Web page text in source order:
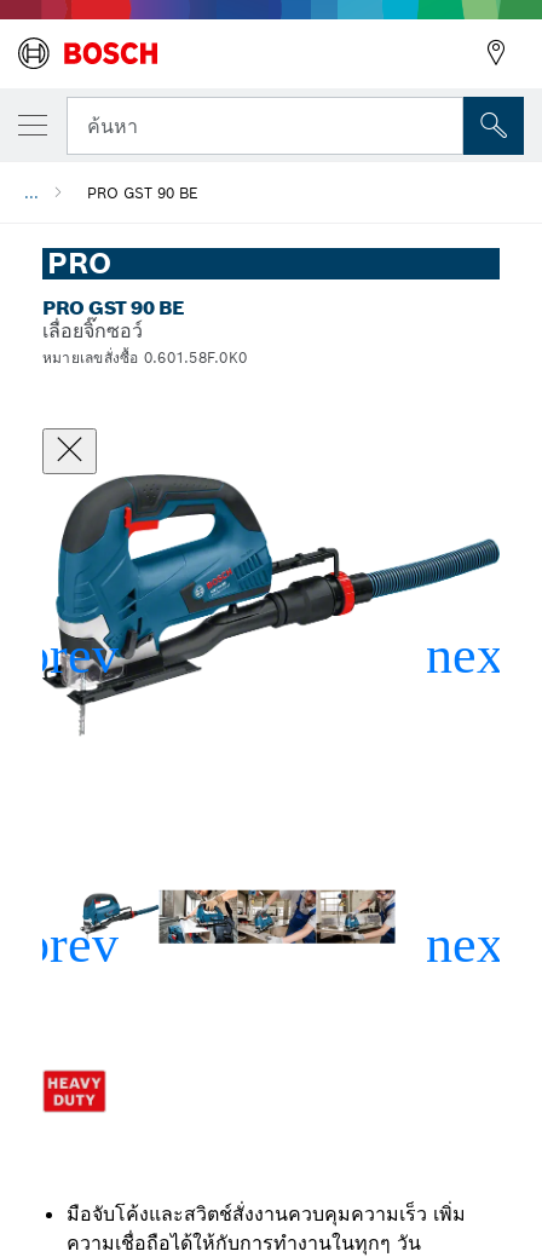
ค้นหา
... PRO GST 90 BE
PRO
PRO GST 90 BE
เลื่อยจิ๊กซอว์
หมายเลขสั่งซื้อ 0.601.58F.0K0
มือจับโค้งและสวิตช์สั่งงานควบคุมความเร็ว เพิ่ม
ความเชื่อถือได้ให้กับการทำงานในทุกๆ วัน